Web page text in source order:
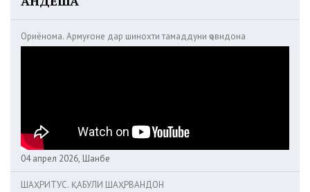
Ориёнома. Армуғоне дар шинохти тамаддуни ҷовидона
04 апрел 2026, Шанбе
ШАҲРИТУС. ҚАБУЛИ ШАҲРВАНДОН